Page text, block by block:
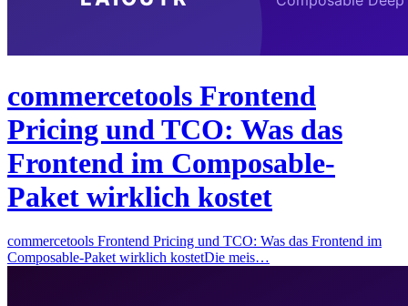
commercetools Frontend
Pricing und TCO: Was das
Frontend im Composable-
Paket wirklich kostet
commercetools Frontend Pricing und TCO: Was das Frontend im
Composable-Paket wirklich kostetDie meis…